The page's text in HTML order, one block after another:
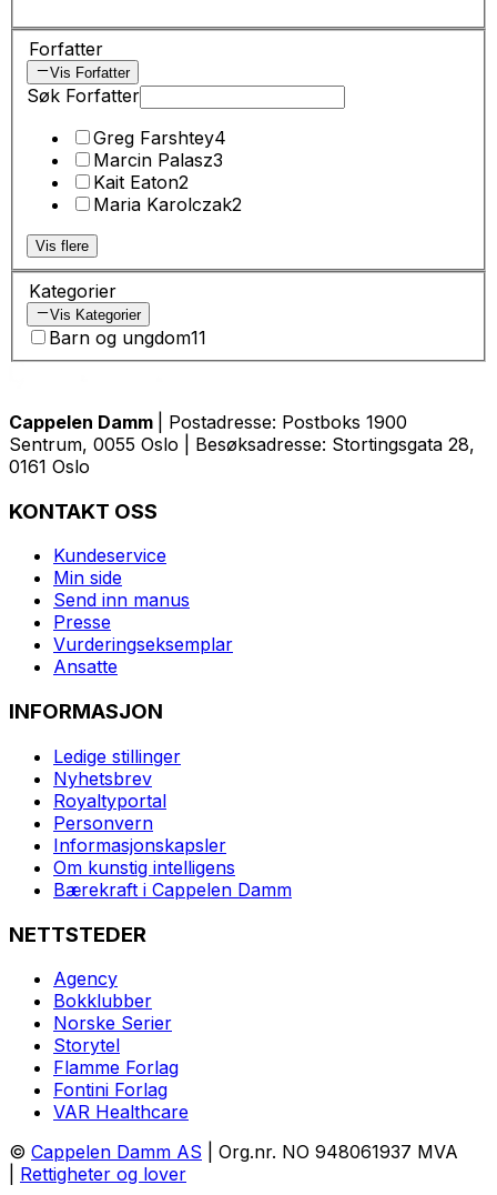
Forfatter
Vis Forfatter
Søk Forfatter
Greg Farshtey4
Marcin Palasz3
Kait Eaton2
Maria Karolczak2
Vis flere
Kategorier
Vis Kategorier
Barn og ungdom11
Cappelen Damm
| Postadresse: Postboks 1900
Sentrum, 0055 Oslo | Besøksadresse: Stortingsgata 28,
0161 Oslo
KONTAKT OSS
Kundeservice
Min side
Send inn manus
Presse
Vurderingseksemplar
Ansatte
INFORMASJON
Ledige stillinger
Nyhetsbrev
Royaltyportal
Personvern
Informasjonskapsler
Om kunstig intelligens
Bærekraft i Cappelen Damm
NETTSTEDER
Agency
Bokklubber
Norske Serier
Storytel
Flamme Forlag
Fontini Forlag
VAR Healthcare
© Cappelen Damm AS | Org.nr. NO 948061937 MVA
Rettigheter og lover